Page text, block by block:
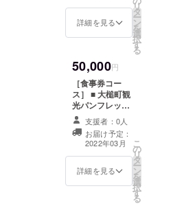
を和紙に書いて
仏像内に納入 ※
ください。 基
本的には「〇〇
県 姓名」という
格好となりま
す。 ■ 仏像オリ
ジナル手ぬぐい
■ 書籍『前川善
兵衛ゆかりの三
神社』 ■ 大槌磯
ラーメン
詳細を見る
リ
タ
ー
ン
を
選
択
す
る
50,000円
［食事券コー
ス］ ■ 大槌町観
光パンフレット
■ 仏像ポスト
カード ■ 修復報
告書 ■ 支援者様
のお名前を和紙
に書いて仏像内
に納入 ※支援
支援者：0人
お届け予定：
2022年03月
詳細を見る
こ
の
リ
タ
ー
ン
を
選
択
す
る